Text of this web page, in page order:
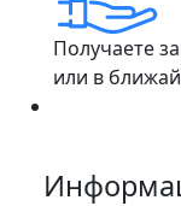
Получаете
или в